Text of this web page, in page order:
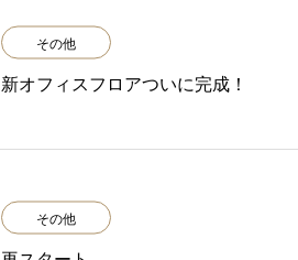
その他
新オフィスフロアついに完成！
その他